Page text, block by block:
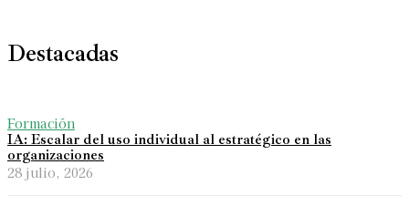
Destacadas
Formación
IA: Escalar del uso individual al estratégico en las
organizaciones
28 julio, 2026